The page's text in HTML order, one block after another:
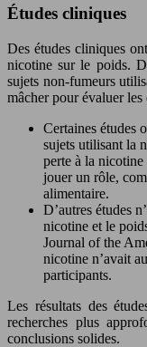
Études cliniques
Des études cliniques
nicotine sur le poids.
sujets non-fumeurs
mâcher pour évaluer
Certaines études
sujets utilisant la
perte à la nicotine
jouer un rôle,
alimentaire.
D’autres études
nicotine et le
Journal of the
nicotine n’avait
participants.
Les résultats des
recherches plus
conclusions solides.